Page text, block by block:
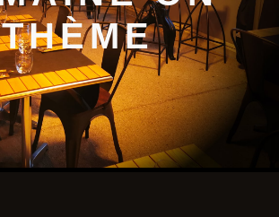
THÈME